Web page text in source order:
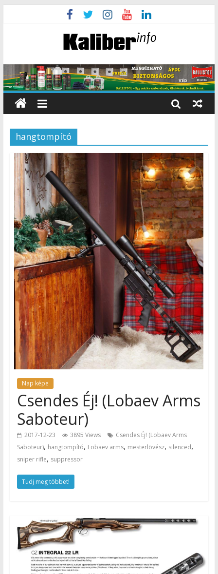
hangtompító
Nap képe
Csendes Éj! (Lobaev Arms
Saboteur)
2017-12-23 3895 Views
Csendes Éj! (Lobaev Arms
Saboteur), hangtompító, Lobaev arms, mesterlövész, silenced,
sniper rifle, suppressor
Tudj meg többet!